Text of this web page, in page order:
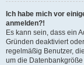
Ich habe mich vor
anmelden?!
Es kann sein, dass ein
Gründen deaktiviert
regelmäßig Benutzer,
um die